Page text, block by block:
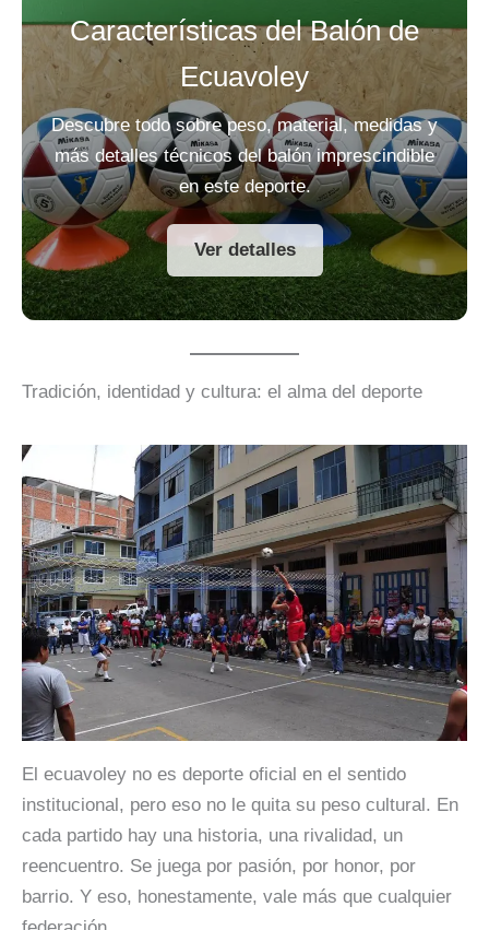
Características del Balón de
Ecuavoley
Descubre todo sobre peso, material, medidas y
más detalles técnicos del balón imprescindible
en este deporte.
Ver detalles
Tradición, identidad y cultura: el alma del deporte
El ecuavoley no es deporte oficial en el sentido
institucional, pero eso no le quita su peso cultural. En
cada partido hay una historia, una rivalidad, un
reencuentro. Se juega por pasión, por honor, por
barrio. Y eso, honestamente, vale más que cualquier